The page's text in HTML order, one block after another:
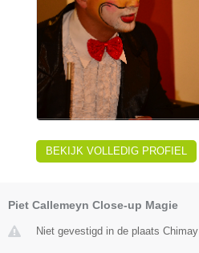
BEKIJK VOLLEDIG PROFIEL
Piet Callemeyn Close-up Magie
Niet gevestigd in de plaats